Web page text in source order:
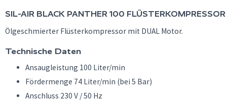
SIL-AIR BLACK PANTHER 100 FLÜSTERKOMPRESSOR
Ölgeschmierter Flüsterkompressor mit DUAL Motor.
Technische Daten
Ansaugleistung 100 Liter/min
Fördermenge 74 Liter/min (bei 5 Bar)
Anschluss 230 V / 50 Hz